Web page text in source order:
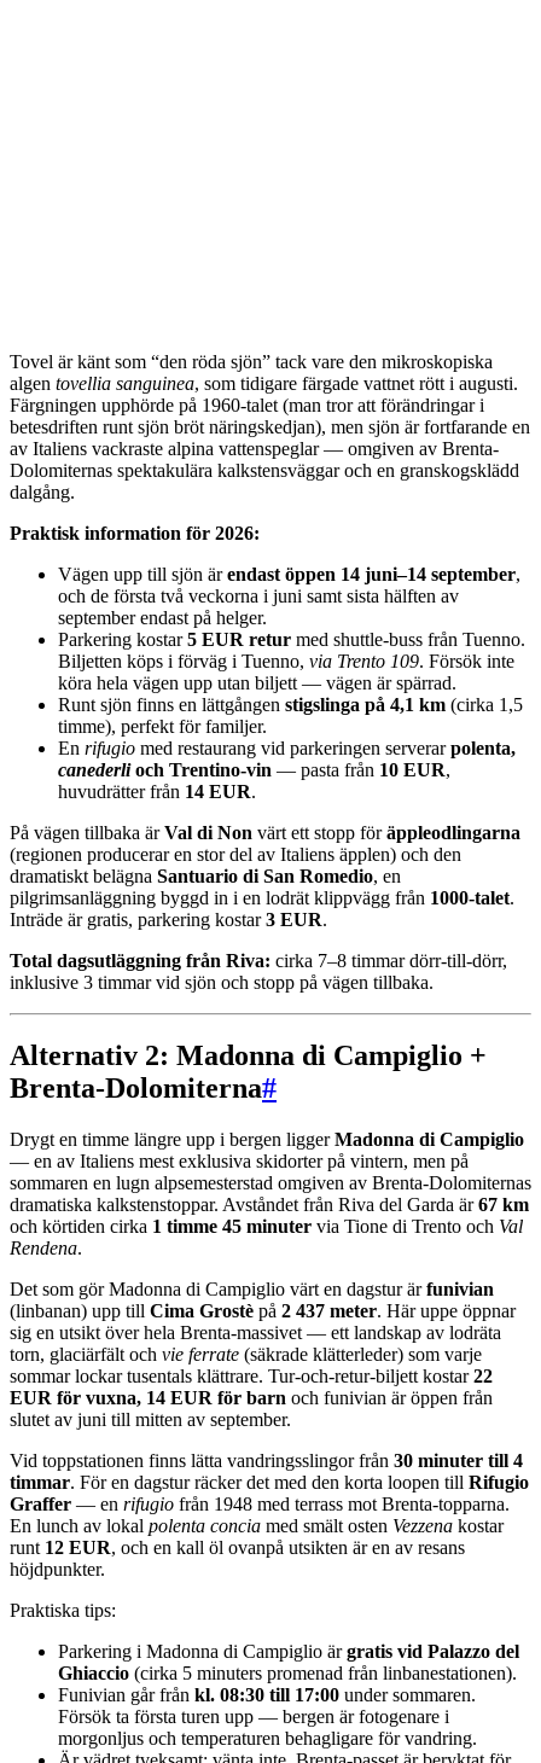
Tovel är känt som “den röda sjön” tack vare den mikroskopiska
algen tovellia sanguinea, som tidigare färgade vattnet rött i augusti.
Färgningen upphörde på 1960-talet (man tror att förändringar i
betesdriften runt sjön bröt näringskedjan), men sjön är fortfarande en
av Italiens vackraste alpina vattenspeglar — omgiven av Brenta-
Dolomiternas spektakulära kalkstensväggar och en granskogsklädd
dalgång.
Praktisk information för 2026:
Vägen upp till sjön ärendast öppen 14 juni–14 september,
och de första två veckorna i juni samt sista hälften av
september endast på helger.
Parkering kostar5 EUR retur med shuttle-buss från Tuenno.
Biljetten köps i förväg i Tuenno, via Trento 109. Försök inte
köra hela vägen upp utan biljett — vägen är spärrad.
Runt sjön finns en lättgången stigslinga på 4,1 km (cirka 1,5
timme), perfekt för familjer.
En rifugio med restaurang vid parkeringen serverarpolenta,
canederlioch Trentino-vin — pasta från 10 EUR,
huvudrätter från 14 EUR.
På vägen tillbaka ärVal di Non värt ett stopp föräppleodlingarna
(regionen producerar en stor del av Italiens äpplen) och den
dramatiskt belägna Santuario di San Romedio, en
pilgrimsanläggning byggd in i en lodrät klippvägg från 1000-talet.
Inträde är gratis, parkering kostar3 EUR.
Total dagsutläggning från Riva: cirka 7–8 timmar dörr-till-dörr,
inklusive 3 timmar vid sjön och stopp på vägen tillbaka.
Alternativ 2: Madonna di Campiglio +
Brenta-Dolomiterna#
Drygt en timme längre upp i bergen liggerMadonna di Campiglio
— en av Italiens mest exklusiva skidorter på vintern, men på
sommaren en lugn alpsemesterstad omgiven av Brenta-Dolomiternas
dramatiska kalkstenstoppar. Avståndet från Riva del Garda är67 km
och körtiden cirka 1 timme 45 minuter via Tione di Trento och Val
Rendena.
Det som gör Madonna di Campiglio värt en dagstur ärfunivian
(linbanan) upp till Cima Grostè på 2 437 meter. Här uppe öppnar
sig en utsikt över hela Brenta-massivet — ett landskap av lodräta
torn, glaciärfält och vie ferrate (säkrade klätterleder) som varje
sommar lockar tusentals klättrare. Tur-och-retur-biljett kostar22
EUR för vuxna, 14 EUR för barn och funivian är öppen från
slutet av juni till mitten av september.
Vid toppstationen finns lätta vandringsslingor från 30 minuter till 4
timmar. För en dagstur räcker det med den korta loopen till Rifugio
Graffer — en rifugio från 1948 med terrass mot Brenta-topparna.
En lunch av lokal polenta concia med smält osten Vezzena kostar
runt 12 EUR, och en kall öl ovanpå utsikten är en av resans
höjdpunkter.
Praktiska tips:
Parkering i Madonna di Campiglio ärgratis vid Palazzo del
Ghiaccio (cirka 5 minuters promenad från linbanestationen).
Funivian går från kl. 08:30 till 17:00 under sommaren.
Försök ta första turen upp — bergen är fotogenare i
morgonljus och temperaturen behagligare för vandring.